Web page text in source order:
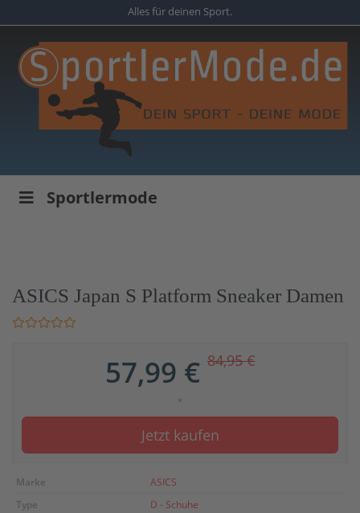
to
content
Alles für deinen Sport.
Sportlermode
ASICS Japan S Platform Sneaker Damen
57,99 €84,95 €
*
Jetzt kaufen
Marke
ASICS
Type
D - Schuhe